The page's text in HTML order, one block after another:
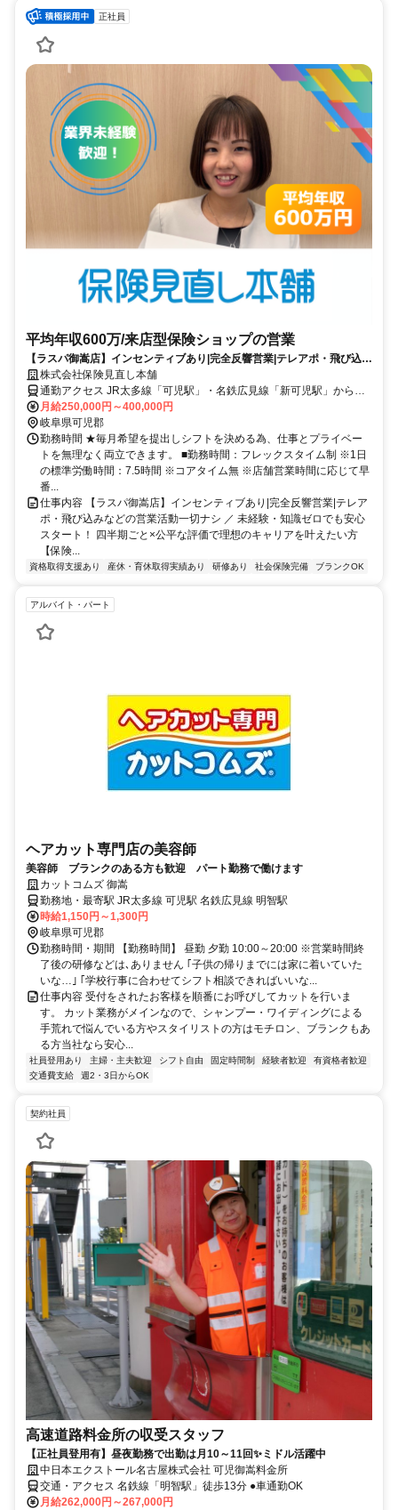
正社員
平均年収600万/来店型保険ショップの営業
【ラスパ御嵩店】インセンティブあり|完全反響営業|テレアポ・飛び込み
などの営業活動一切ナシ
株式会社保険見直し本舗
通勤アクセス JR太多線「可児駅」・名鉄広見線「新可児駅」から車9
分 名鉄広見線「明智駅」から徒歩21分 ＊原則車通勤可（一部該当し
ない店舗あり※ご相談ください）
月給250,000円～400,000円
岐阜県可児郡
勤務時間 ★毎月希望を提出しシフトを決める為、仕事とプライベー
トを無理なく両立できます。 ■勤務時間：フレックスタイム制 ※1日
の標準労働時間：7.5時間 ※コアタイム無 ※店舗営業時間に応じて早
番...
仕事内容 【ラスパ御嵩店】インセンティブあり|完全反響営業|テレア
ポ・飛び込みなどの営業活動一切ナシ ／ 未経験・知識ゼロでも安心
スタート！ 四半期ごと×公平な評価で理想のキャリアを叶えたい方
【保険...
資格取得支援あり 産休・育休取得実績あり 研修あり 社会保険完備 ブランクOK
アルバイト・パート
ヘアカット専門店の美容師
美容師 ブランクのある方も歓迎 パート勤務で働けます
カットコムズ 御嵩
勤務地・最寄駅 JR太多線 可児駅 名鉄広見線 明智駅
時給1,150円～1,300円
岐阜県可児郡
勤務時間・期間 【勤務時間】 昼勤 夕勤 10:00～20:00 ※営業時間終
了後の研修などは､ありません ｢子供の帰りまでには家に着いていた
いな…｣ ｢学校行事に合わせてシフト相談できればいいな...
仕事内容 受付をされたお客様を順番にお呼びしてカットを行いま
す。 カット業務がメインなので、シャンプー・ワイディングによる
手荒れで悩んでいる方やスタイリストの方はモチロン、ブランクもあ
る方当社なら安心...
社員登用あり 主婦・主夫歓迎 シフト自由 固定時間制 経験者歓迎
有資格者歓迎
交通費支給
週2・3日からOK
契約社員
高速道路料金所の収受スタッフ
【正社員登用有】昼夜勤務で出勤は月10～11回✨ミドル活躍中
中日本エクストール名古屋株式会社 可児御嵩料金所
交通・アクセス 名鉄線「明智駅」徒歩13分 ●車通勤OK
月給262,000円～267,000円